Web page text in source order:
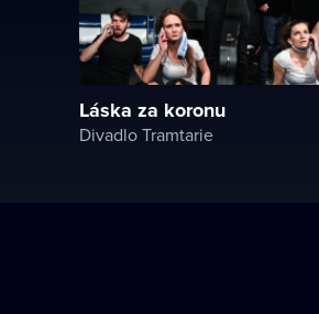
Láska za koronu
Divadlo Tramtarie